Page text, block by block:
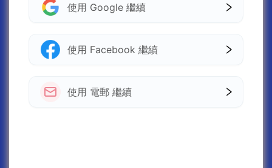
使用 Google 繼續
使用 Facebook 繼續
使用 電郵 繼續